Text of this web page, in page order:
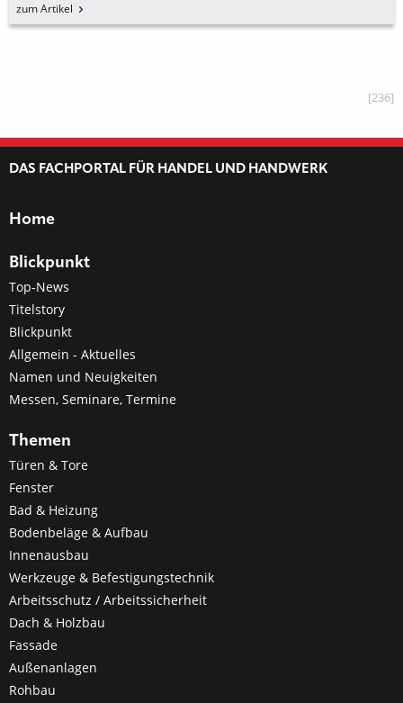
zum Artikel
[236]
DAS FACHPORTAL FÜR HANDEL UND HANDWERK
Home
Blickpunkt
Top-News
Titelstory
Blickpunkt
Allgemein - Aktuelles
Namen und Neuigkeiten
Messen, Seminare, Termine
Themen
Türen & Tore
Fenster
Bad & Heizung
Bodenbeläge & Aufbau
Innenausbau
Werkzeuge & Befestigungstechnik
Arbeitsschutz / Arbeitssicherheit
Dach & Holzbau
Fassade
Außenanlagen
Rohbau